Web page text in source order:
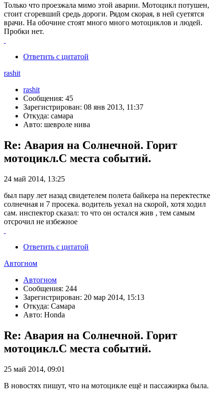
Только что проезжала мимо этой аварии. Мотоцикл потушен,
стоит сгоревший средь дороги. Рядом скорая, в ней суетятся
врачи. На обочине стоят много много мотоциклов и людей.
Пробки нет.
Ответить с цитатой
rashit
rashit
Сообщения: 45
Зарегистрирован: 08 янв 2013, 11:37
Откуда: самара
Авто: шевроле нива
Re: Авария на Солнечной. Горит
мотоцикл.С места событий.
24 май 2014, 13:25
был пару лет назад свидетелем полета байкера на перектестке
солнечная и 7 просека. водитель уехал на скорой, хотя ходил
сам. инспектор сказал: то что он остался жив , тем самым
отсрочил не избежное
Ответить с цитатой
Автогном
Автогном
Сообщения: 244
Зарегистрирован: 20 мар 2014, 15:13
Откуда: Самара
Авто: Honda
Re: Авария на Солнечной. Горит
мотоцикл.С места событий.
25 май 2014, 09:01
В новостях пишут, что на мотоцикле ещё и пассажирка была.